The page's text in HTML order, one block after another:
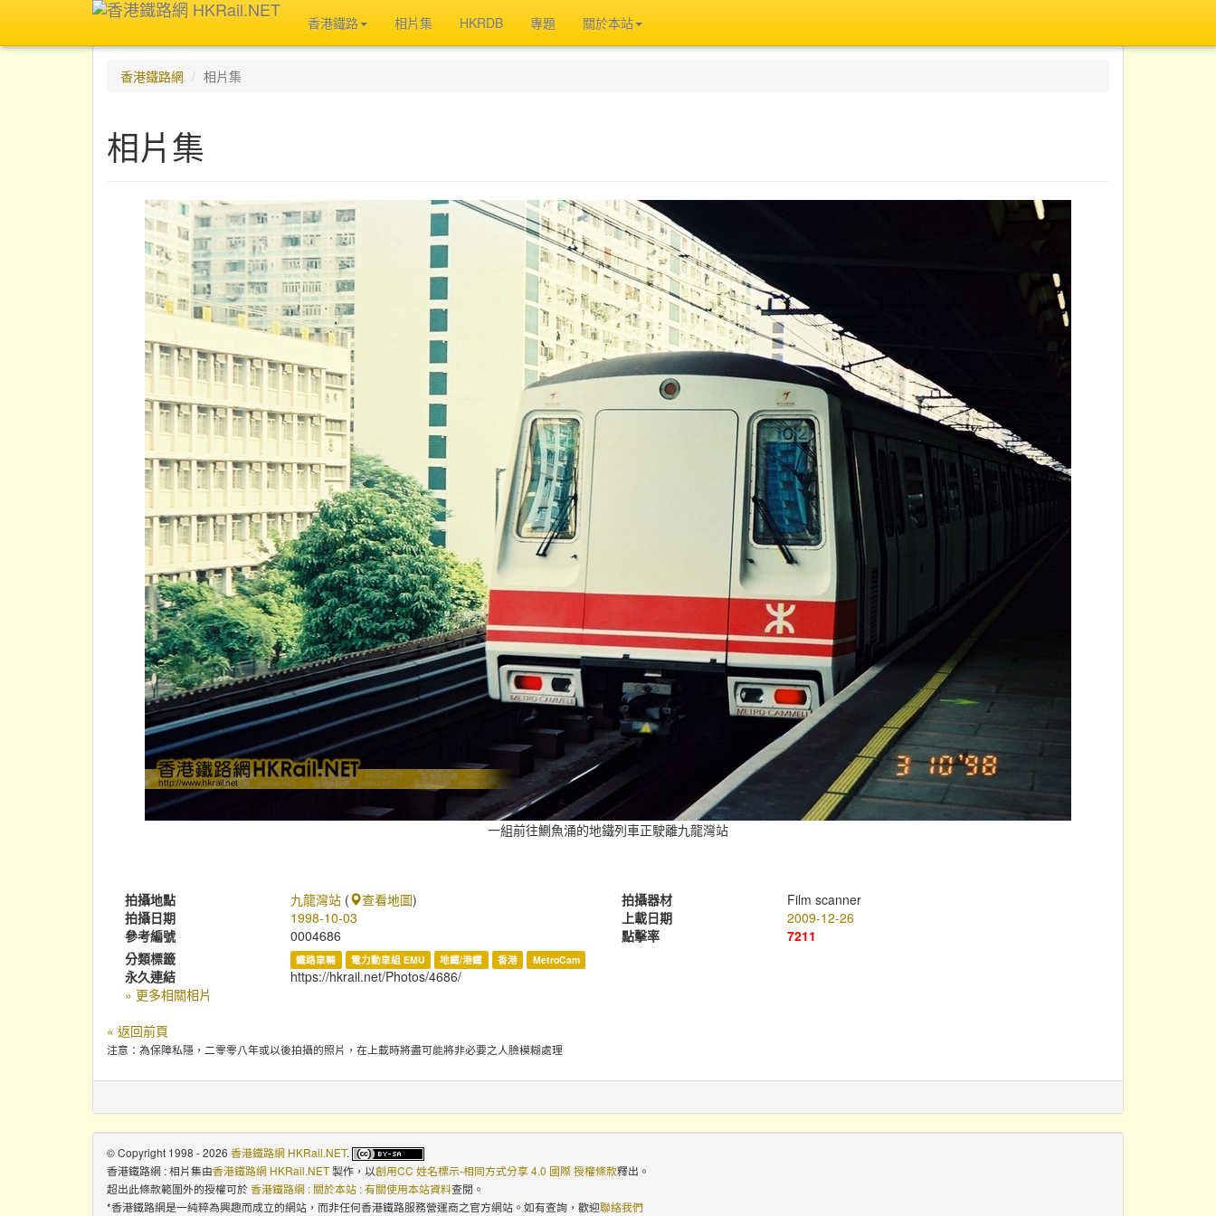
香港鐵路 相片集 HKRDB 專題 關於本站
香港鐵路網 相片集
相片集
一組前往鰂魚涌的地鐵列車正駛離九龍灣站
拍攝地點 九龍灣站 ( 查看地圖) 拍攝器材
Film scanner
拍攝日期
1998-10-03 上載日期
2009-12-26
參考編號
0004686 點擊率
7211
分類標籤
鐵路車輛 電力動車組 EMU 地鐵/港鐵 香港 MetroCam
永久連結
https://hkrail.net/Photos/4686/
» 更多相關相片
« 返回前頁
注意：為保障私隱，二零零八年或以後拍攝的照片，在上載時將盡可能將非必要之人臉模糊處理
© Copyright 1998 - 2026 香港鐵路網 HKRail.NET.
香港鐵路網 : 相片集由香港鐵路網 HKRail.NET製作，以創用CC 姓名標示-相同方式分享 4.0 國際 授權條款釋出。
超出此條款範圍外的授權可於香港鐵路網 : 關於本站 : 有關使用本站資料查閱。
*香港鐵路網是一純粹為興趣而成立的網站，而非任何香港鐵路服務營運商之官方網站。如有查詢，歡迎聯絡我們